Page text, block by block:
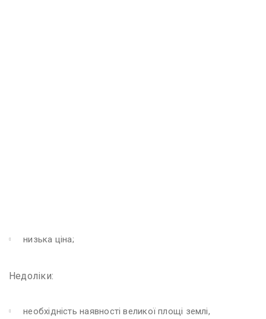
низька ціна;
Недоліки:
необхідність наявності великої площі землі,